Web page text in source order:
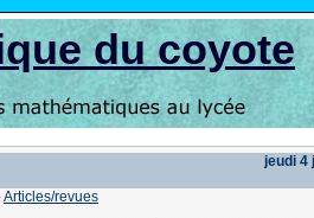
du coyote
jeudi 4
Articles/revues